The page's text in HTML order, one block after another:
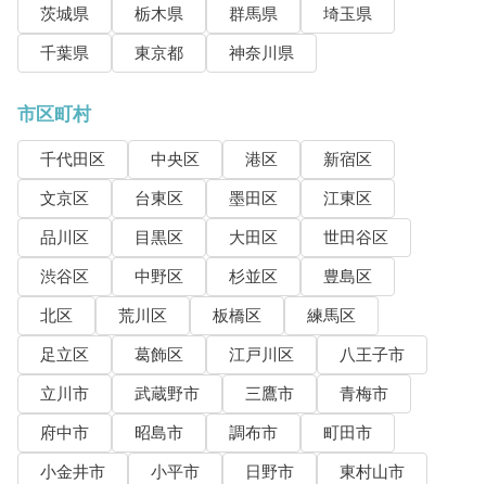
茨城県 栃木県 群馬県
埼玉県
千葉県
東京都 神奈川県
市区町村
千代田区 中央区 港区
新宿区
文京区
台東区 墨田区
江東区
品川区
目黒区 大田区
世田谷区
渋谷区
中野区 杉並区
豊島区
北区
荒川区 板橋区
練馬区
足立区
葛飾区 江戸川区
八王子市
立川市
武蔵野市 三鷹市
青梅市
府中市
昭島市 調布市
町田市
小金井市
小平市 日野市
東村山市